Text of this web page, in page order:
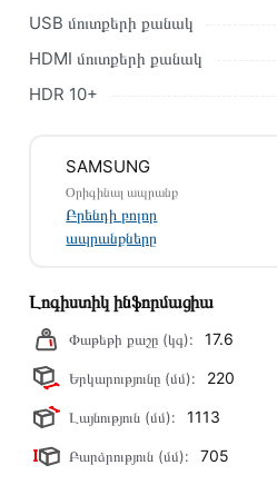
Մեր պրոֆեսիոնալ մենեջերները
կկապվեն ձեզ հետ՝
պայմանները։ Նախքան առցանց
խորհուրդ ենք տալիս կարդալ
Տվյալ ապրանքը
կատարվում է 14 օրվա ընթացքում:
USB մուտքերի քանակ
HDMI մուտքերի քանակ
HDR 10+
SAMSUNG
Օրիգինալ ապրանք
Բրենդի բոլոր
ապրանքները
Լոգիստիկ ինֆորմացիա
Փաթեթի քաշը (կգ): 17.6
Երկարությունը (մմ): 220
Լայնություն (մմ): 1113
Բարձրություն (մմ): 705